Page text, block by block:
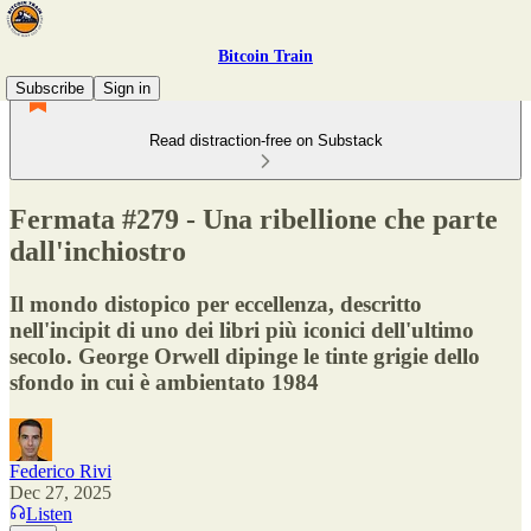
Bitcoin Train
Subscribe
Sign in
Read distraction-free on Substack
Fermata #279 - Una ribellione che parte
dall'inchiostro
Il mondo distopico per eccellenza, descritto
nell'incipit di uno dei libri più iconici dell'ultimo
secolo. George Orwell dipinge le tinte grigie dello
sfondo in cui è ambientato 1984
Federico Rivi
Dec 27, 2025
Listen